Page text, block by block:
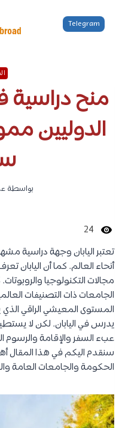
المحتوى
Telegram
منح دراسية
الدوليين
بواسطة
24
تعتبر اليابان وجهة دراسية
أنحاء العالم. كما أن
مجالات التكنولوجيا
الجامعات ذات التصنيفات
المستوى المعيشي الراقي
يدرس في اليابان. لكن لا
عبء السفر والإقامة والرسوم
سنقدم اليكم في هذا المقال
الحكومة والجامعات العامة